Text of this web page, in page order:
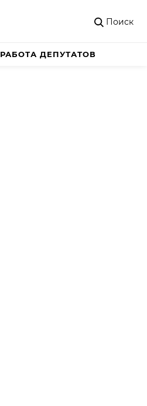
Поиск
РАБОТА ДЕПУТАТОВ